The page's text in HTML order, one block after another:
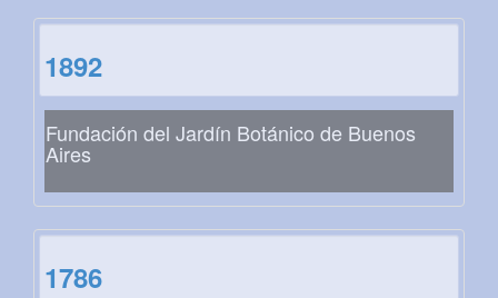
1892
Fundación del Jardín Botánico de Buenos
Aires
1786